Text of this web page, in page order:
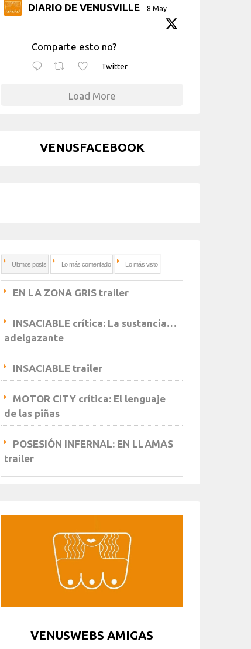
DIARIO DE VENUSVILLE 8 May
Comparte esto no?
Twitter
Load More
VENUSFACEBOOK
Ultimos posts Lo más comentado Lo más visto
EN LA ZONA GRIS trailer
INSACIABLE crítica: La sustancia…
adelgazante
INSACIABLE trailer
MOTOR CITY crítica: El lenguaje
de las piñas
POSESIÓN INFERNAL: EN LLAMAS
trailer
VENUSWEBS AMIGAS